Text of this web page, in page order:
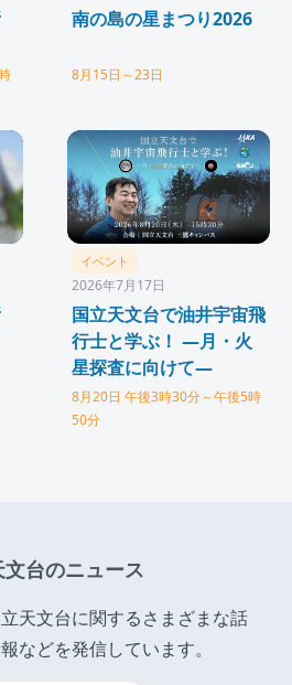
南の島の星まつり2026
8月15日～23日
イベント
2026年7月17日
国立天文台で油井宇宙飛
行士と学ぶ！ ―月・火
星探査に向けて―
8月20日 午後3時30分～午後5時
50分
文台のニュース
天文台に関するさまざまな話
などを発信しています。